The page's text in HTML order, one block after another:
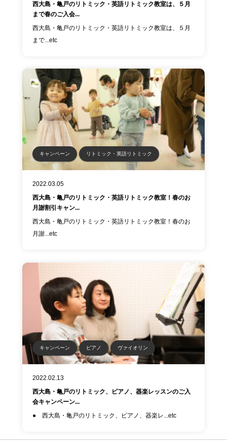
西大島・亀戸のリトミック・英語リトミック教室は、５月
まで春のご入会...
西大島・亀戸のリトミック・英語リトミック教室は、５月
まで...etc
キャンペーン リトミック・英語リトミック
2022.03.05
西大島・亀戸のリトミック・英語リトミック教室！春のお
月謝割引キャン...
西大島・亀戸のリトミック・英語リトミック教室！春のお
月謝...etc
キャンペーン ピアノ ヴァイオリン
2022.02.13
西大島・亀戸のリトミック、ピアノ、器楽レッスンのご入
会キャンペーン...
● 西大島・亀戸のリトミック、ピアノ、器楽レ...etc